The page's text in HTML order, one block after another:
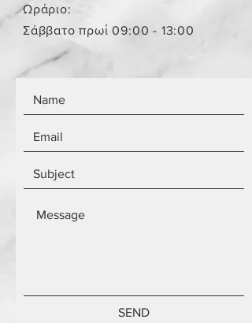
Ωράριο:
Σάββατο πρωί 09:00 - 13:00
SEND